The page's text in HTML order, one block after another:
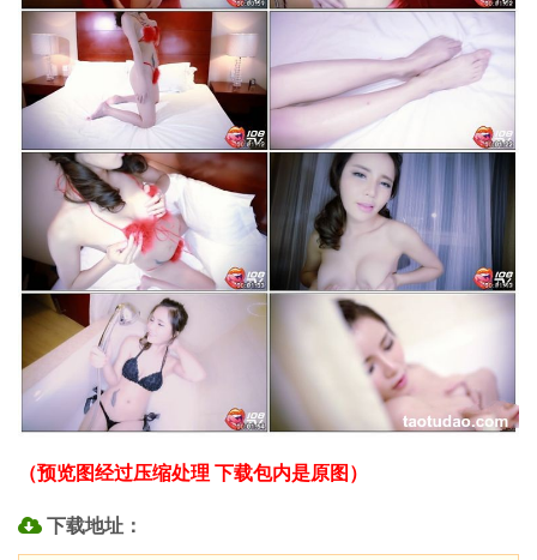
（预览图经过压缩处理 下载包内是原图）
下载地址：